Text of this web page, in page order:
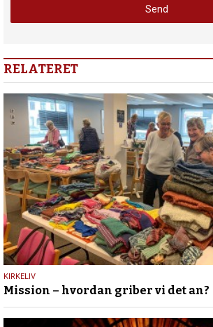
RELATERET
9.
august
2026
KIRKELIV
Mission – hvordan griber vi det an?